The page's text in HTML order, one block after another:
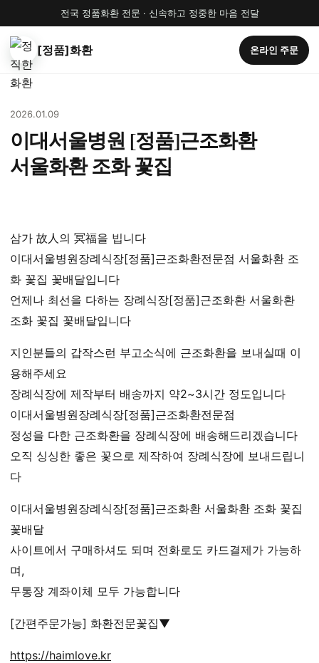
전국 정품화환 전문 · 신속하고 정중한 마음 전달
[정품]화환 온라인 주문
2026.01.09
이대서울병원 [정품]근조화환
서울화환 조화 꽃집
삼가 故人의 冥福을 빕니다
이대서울병원장례식장[정품]근조화환전문점 서울화환 조
화 꽃집 꽃배달입니다
언제나 최선을 다하는 장례식장[정품]근조화환 서울화환
조화 꽃집 꽃배달입니다
지인분들의 갑작스런 부고소식에 근조화환을 보내실때 이
용해주세요
장례식장에 제작부터 배송까지 약2~3시간 정도입니다
이대서울병원장례식장[정품]근조화환전문점
정성을 다한 근조화환을 장례식장에 배송해드리겠습니다
오직 싱싱한 좋은 꽃으로 제작하여 장례식장에 보내드립니
다
이대서울병원장례식장[정품]근조화환 서울화환 조화 꽃집
꽃배달
사이트에서 구매하셔도 되며 전화로도 카드결제가 가능하
며,
무통장 계좌이체 모두 가능합니다
[간편주문가능] 화환전문꽃집▼
https://haimlove.kr